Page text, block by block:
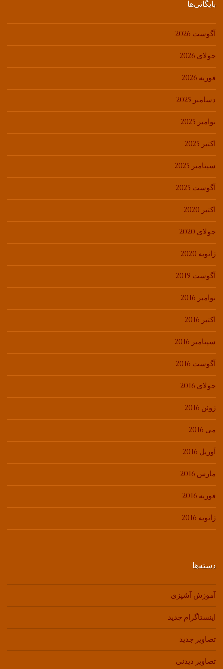
بایگانی‌ها
آگوست 2026
جولای 2026
فوریه 2026
دسامبر 2025
نوامبر 2025
اکتبر 2025
سپتامبر 2025
آگوست 2025
اکتبر 2020
جولای 2020
ژانویه 2020
آگوست 2019
نوامبر 2016
اکتبر 2016
سپتامبر 2016
آگوست 2016
جولای 2016
ژوئن 2016
می 2016
آوریل 2016
مارس 2016
فوریه 2016
ژانویه 2016
دسته‌ها
آموزش آشپزی
اینستاگرام جدید
تصاویر جدید
تصاویر دیدنی